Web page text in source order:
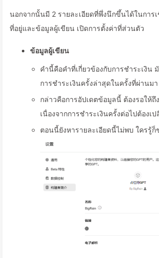
นอกจากนั้นมี 2 รายละเอียดที่พึ่งนึกขึ้นได้ในการ
ที่อยู่และข้อมูลผู้เขียน เปิดการตั้งค่าที่ส่วนตัว
ข้อมูลผู้เขียน
คำนี้คือคำที่เกี่ยวข้องกับการชำระเงิน
การชำระเงินครั้งล่าสุดในครั้งที่ผ่านมา
กล่าวคือการอัปเดตข้อมูลนี้ ต้องรอให้ถึ
เนื่องจากการชำระเงินครั้งต่อไปต้องเ
ตอนนี้ยังหารายละเอียดนี้ไม่พบ ใครรู้